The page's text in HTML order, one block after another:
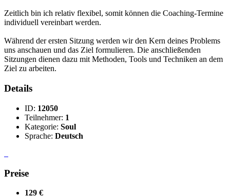
Zeitlich bin ich relativ flexibel, somit können die Coaching-Termine
individuell vereinbart werden.
Während der ersten Sitzung werden wir den Kern deines Problems
uns anschauen und das Ziel formulieren. Die anschließenden
Sitzungen dienen dazu mit Methoden, Tools und Techniken an dem
Ziel zu arbeiten.
Details
ID: 12050
Teilnehmer: 1
Kategorie: Soul
Sprache: Deutsch
Preise
129 €